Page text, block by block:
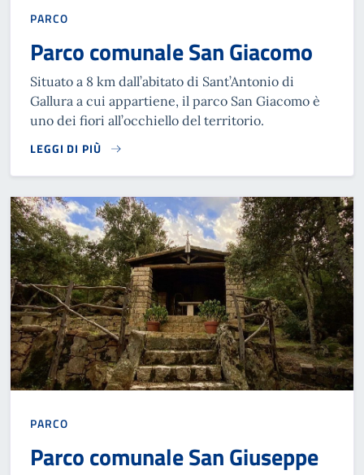
PARCO
Parco comunale San Giacomo
Situato a 8 km dall’abitato di Sant’Antonio di
Gallura a cui appartiene, il parco San Giacomo è
uno dei fiori all’occhiello del territorio.
LEGGI DI PIÙ
READ MORE
PARCO
Parco comunale San Giuseppe